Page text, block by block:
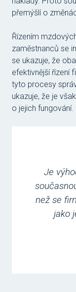
přemýšlí o
Řízením
zaměstnanců se
se ukazuje, že
efektivnější řízení
tyto procesy
ukazuje, že je
o jejich fungování.
Je
než se
jako